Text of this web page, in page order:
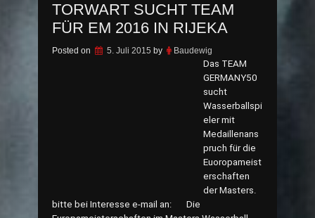
der
ersten
TORWART SUCHT TEAM
FÜR EM 2016 IN RIJEKA
Posted on 5. Juli 2015 by Baudewig
Das TEAM
GERMANY50
sucht
Wasserballspi
eler mit
Medaillenans
pruch für die
Euoropameist
erschaften
der Masters.
bitte bei Interesse e-mail an: Die